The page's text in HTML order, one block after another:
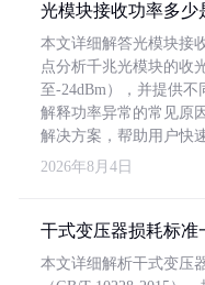
光模块接收功率多少
本文详细解答光模块接
点分析千兆光模块的收
至-24dBm），并提供
解释功率异常的常见原
解决方案，帮助用户快
2026年8月4日
干式变压器损耗标准
本文详细解析干式变压